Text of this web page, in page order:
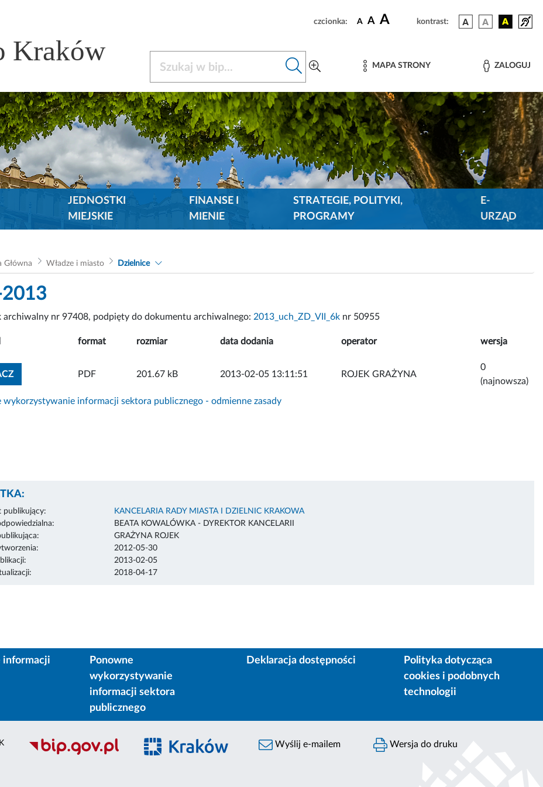
czcionka: A A A kontrast:
Kraków MAPA STRONY ZALOGUJ
JEDNOSTKI
MIEJSKIE
FINANSE I
MIENIE
STRATEGIE, POLITYKI,
PROGRAMY
E-
URZĄD
Główna Władze i miasto Dzielnice
archiwalny nr 97408, podpięty do dokumentu archiwalnego: 2013_uch_ZD_VII_6k nr 50955
format rozmiar data dodania operator wersja
ZOBACZ ZAŁĄCZNIK
PDF 201.67 kB 2013-02-05 13:11:51 ROJEK GRAŻYNA
0
(najnowsza)
wykorzystywanie informacji sektora publicznego - odmienne zasady
publikujący:
KANCELARIA RADY MIASTA I DZIELNIC KRAKOWA
BEATA KOWALÓWKA - DYREKTOR KANCELARII
GRAŻYNA ROJEK
2012-05-30
2013-02-05
2018-04-17
informacji
Ponowne
wykorzystywanie
informacji sektora
publicznego
Deklaracja dostępności
Polityka dotycząca
cookies i podobnych
technologii
Wyślij e-mailem Wersja do druku